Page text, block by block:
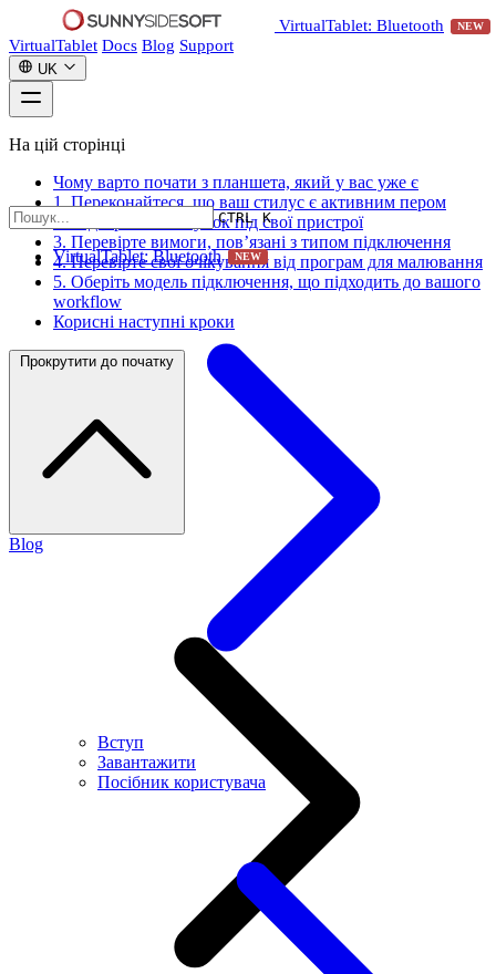
VirtualTablet: Bluetooth NEW
VirtualTablet Docs Blog Support
UK
CTRL K
VirtualTablet: Bluetooth NEW
Вступ
Завантажити
Посібник користувача
На цій сторінці
Чому варто почати з планшета, який у вас уже є
1. Переконайтеся, що ваш стилус є активним пером
2. Підберіть застосунок під свої пристрої
3. Перевірте вимоги, пов’язані з типом підключення
4. Перевірте свої очікування від програм для малювання
5. Оберіть модель підключення, що підходить до вашого
workflow
Корисні наступні кроки
Прокрутити до початку
Blog